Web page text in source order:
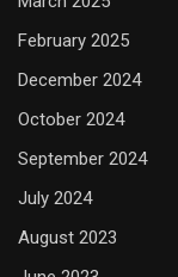
February 2025
December 2024
October 2024
September 2024
July 2024
August 2023